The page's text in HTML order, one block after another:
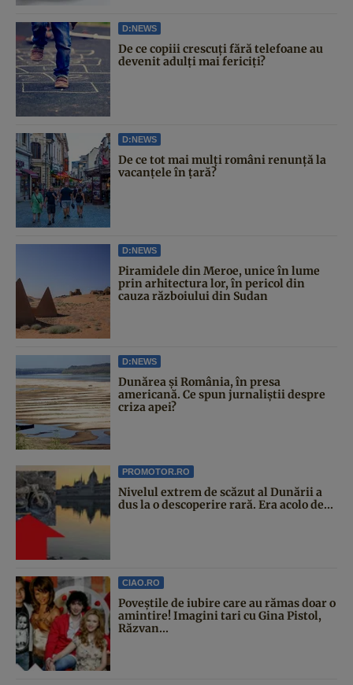
D:NEWS
De ce copiii crescuți fără telefoane au
devenit adulți mai fericiți?
D:NEWS
De ce tot mai mulți români renunță la
vacanțele în țară?
D:NEWS
Piramidele din Meroe, unice în lume
prin arhitectura lor, în pericol din
cauza războiului din Sudan
D:NEWS
Dunărea și România, în presa
americană. Ce spun jurnaliștii despre
criza apei?
PROMOTOR.RO
Nivelul extrem de scăzut al Dunării a
dus la o descoperire rară. Era acolo de...
CIAO.RO
Poveştile de iubire care au rămas doar o
amintire! Imagini tari cu Gina Pistol,
Răzvan...